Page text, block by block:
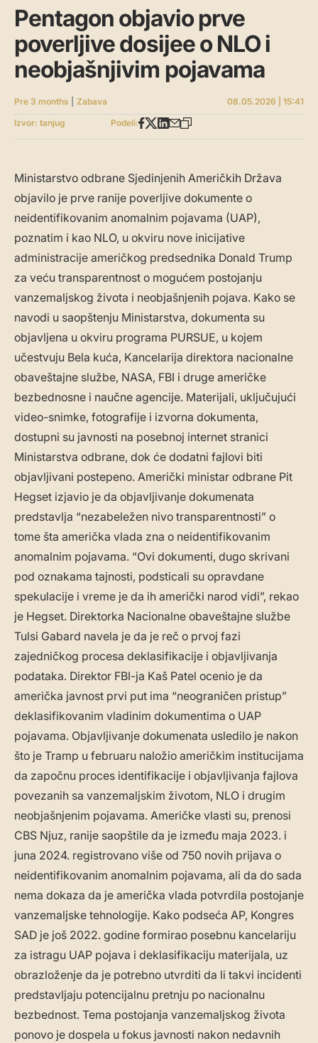
Pentagon objavio prve
poverljive dosijee o NLO i
neobjašnjivim pojavama
Pre 3 months Zabava
08.05.2026 | 15:41
Izvor: tanjug
Podeli:
Ministarstvo odbrane Sjedinjenih Američkih Država
objavilo je prve ranije poverljive dokumente o
neidentifikovanim anomalnim pojavama (UAP),
poznatim i kao NLO, u okviru nove inicijative
administracije američkog predsednika Donald Trump
za veću transparentnost o mogućem postojanju
vanzemaljskog života i neobjašnjenih pojava. Kako se
navodi u saopštenju Ministarstva, dokumenta su
objavljena u okviru programa PURSUE, u kojem
učestvuju Bela kuća, Kancelarija direktora nacionalne
obaveštajne službe, NASA, FBI i druge američke
bezbednosne i naučne agencije. Materijali, uključujući
video-snimke, fotografije i izvorna dokumenta,
dostupni su javnosti na posebnoj internet stranici
Ministarstva odbrane, dok će dodatni fajlovi biti
objavljivani postepeno. Američki ministar odbrane Pit
Hegset izjavio je da objavljivanje dokumenata
predstavlja “nezabeležen nivo transparentnosti” o
tome šta američka vlada zna o neidentifikovanim
anomalnim pojavama. “Ovi dokumenti, dugo skrivani
pod oznakama tajnosti, podsticali su opravdane
spekulacije i vreme je da ih američki narod vidi”, rekao
je Hegset. Direktorka Nacionalne obaveštajne službe
Tulsi Gabard navela je da je reč o prvoj fazi
zajedničkog procesa deklasifikacije i objavljivanja
podataka. Direktor FBI-ja Kaš Patel ocenio je da
američka javnost prvi put ima “neograničen pristup”
deklasifikovanim vladinim dokumentima o UAP
pojavama. Objavljivanje dokumenata usledilo je nakon
što je Tramp u februaru naložio američkim institucijama
da započnu proces identifikacije i objavljivanja fajlova
povezanih sa vanzemaljskim životom, NLO i drugim
neobjašnjenim pojavama. Američke vlasti su, prenosi
CBS Njuz, ranije saopštile da je između maja 2023. i
juna 2024. registrovano više od 750 novih prijava o
neidentifikovanim anomalnim pojavama, ali da do sada
nema dokaza da je američka vlada potvrdila postojanje
vanzemaljske tehnologije. Kako podseća AP, Kongres
SAD je još 2022. godine formirao posebnu kancelariju
za istragu UAP pojava i deklasifikaciju materijala, uz
obrazloženje da je potrebno utvrditi da li takvi incidenti
predstavljaju potencijalnu pretnju po nacionalnu
bezbednost. Tema postojanja vanzemaljskog života
ponovo je dospela u fokus javnosti nakon nedavnih